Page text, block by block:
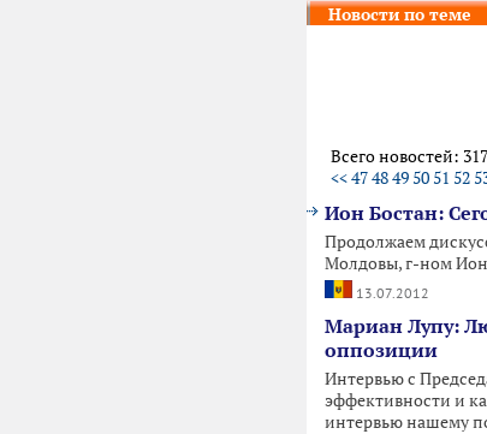
Новости по теме
Всего новостей:
<<474849 50 51 52
Ион Бостан:
Продолжаем
Молдовы, г-ном
13.07.2012
Мариан Лупу:
оппозиции
Интервью с
эффективности и
интервью нашему